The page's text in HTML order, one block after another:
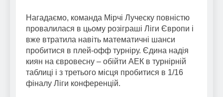
Нагадаємо, команда Мірчі Луческу повністю
провалилася в цьому розіграші Ліги Європи і
вже втратила навіть математичні шанси
пробитися в плей-офф турніру. Єдина надія
киян на євровесну – обійти АЕК в турнірній
таблиці і з третього місця пробитися в 1/16
фіналу Ліги конференцій.